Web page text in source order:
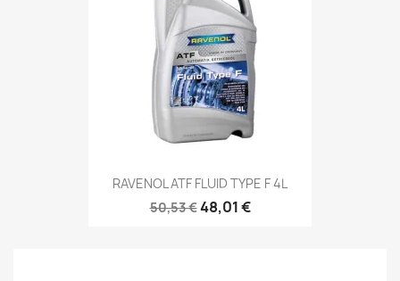
RAVENOL ATF FLUID TYPE F 4L
50,53 €48,01 €